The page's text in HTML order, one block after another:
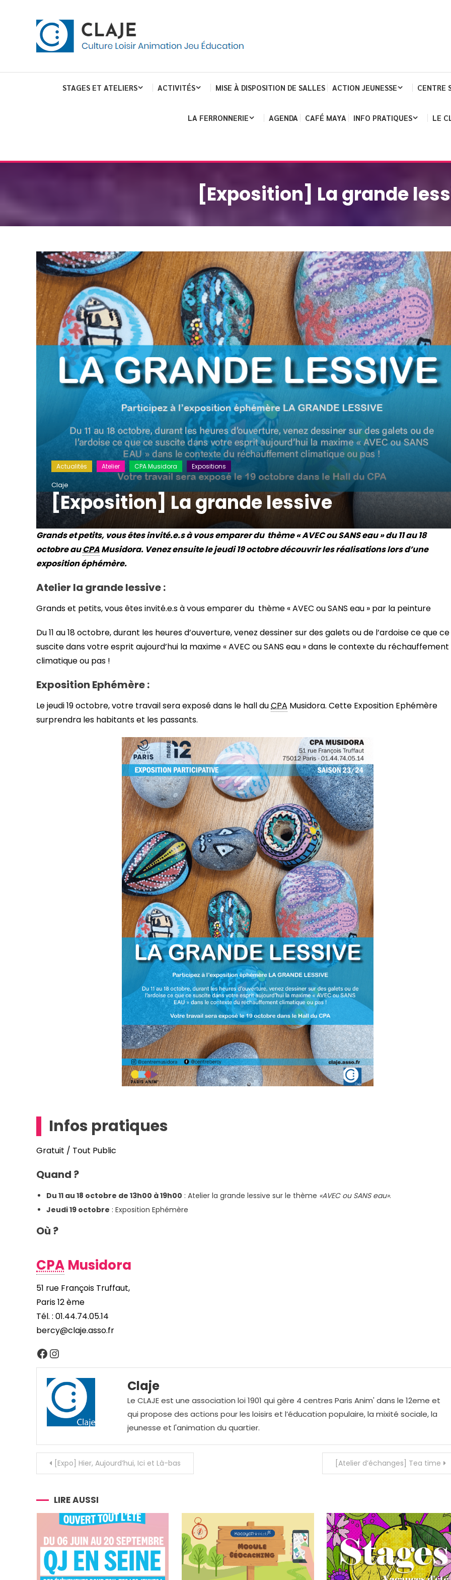
Claje
STAGES ET ATELIERS ACTIVITÉS MISE À DISPOSITION DE SALLES ACTION JEUNESSE CENTRE
LA FERRONNERIE AGENDA CAFÉ MAYA INFO PRATIQUES LE
[Exposition] La grande
Actualités Atelier CPA Musidora Expositions
Claje
[Exposition] La grande lessive
Grands et petits, vous êtes invité.e.s à vous emparer du thème « AVEC ou SANS eau » du 11 au 18
octobre auCPAMusidora. Venez ensuite le jeudi 19 octobre découvrir les réalisations lors d’une
exposition éphémère.
Atelier la grande lessive :
Grands et petits, vous êtes invité.e.s à vous emparer du thème « AVEC ou SANS eau » par la peinture
Du 11 au 18 octobre, durant les heures d’ouverture, venez dessiner sur des galets ou de l’ardoise ce que ce
suscite dans votre esprit aujourd’hui la maxime « AVEC ou SANS eau » dans le contexte du réchauffement
climatique ou pas !
Exposition Ephémère :
Le jeudi 19 octobre, votre travail sera exposé dans le hall duCPA Musidora. Cette Exposition Ephémère
surprendra les habitants et les passants.
Infos pratiques
Gratuit / Tout Public
Quand ?
Du 11 au 18 octobre de 13h00 à 19h00 : Atelier la grande lessive sur le thème «AVEC ou SANS eau».
Jeudi 19 octobre : Exposition Ephémère
Où ?
CPA Musidora
51 rue François Truffaut,
Paris 12 ème
Tél. : 01.44.74.05.14
bercy@claje.asso.fr
Facebook
Instagram
Claje
Le CLAJE est une association loi 1901 qui gère 4 centres Paris Anim' dans le 12eme et
qui propose des actions pour les loisirs et l’éducation populaire, la mixité sociale, la
jeunesse et l'animation du quartier.
Navigation
de
l’article
[Expo] Hier, Aujourd’hui, Ici et Là-bas [Atelier d’échanges] Tea time
LIRE AUSSI